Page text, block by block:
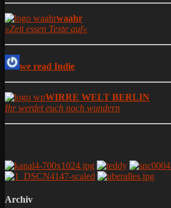
waahr
»Zeit essen Texte auf«
we read Indie
WIRRE WELT BERLIN
Ihr werdet euch noch wundern
Archiv